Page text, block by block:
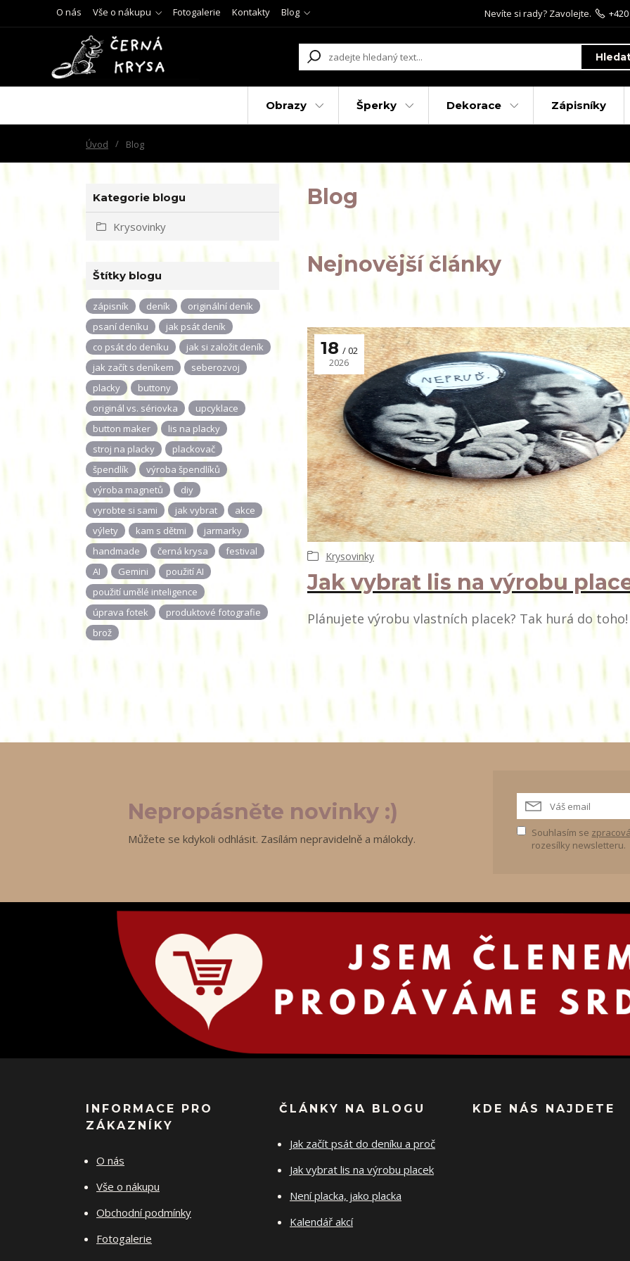
O nás Vše o nákupu Fotogalerie Kontakty Blog Nevíte si rady? Zavolejte.
Obrazy Šperky Dekorace Zápisníky
Úvod Blog
Kategorie blogu
Krysovinky
Štítky blogu
zápisník deník
originální deník
psaní deníku
jak psát deník
co psát do deníku
jak si založit deník
jak začít s deníkem
seberozvoj
placky
buttony
originál vs. sériovka
upcyklace
button maker
lis na placky
stroj na placky
plackovač
špendlík
výroba špendlíků
výroba magnetů
diy
vyrobte si sami
jak vybrat
akce
výlety
kam s dětmi
jarmarky
handmade
černá krysa
festival
AI
Gemini
použití AI
použití umělé inteligence
úprava fotek
produktové fotografie
brož
Blog
Nejnovější články
Jak vybrat lis na výrobu
18
02
2026
Krysovinky
Plánujete výrobu vlastních placek? Tak hurá do toho!
Nepropásněte novinky :)
Můžete se kdykoli odhlásit. Zasílám nepravidelně a málokdy. Souhlasím se
rozesílky newsletteru.
INFORMACE PRO
ZÁKAZNÍKY
O nás
Vše o nákupu
Obchodní podmínky
Fotogalerie
ČLÁNKY NA BLOGU
Jak začít psát do deníku a proč
Jak vybrat lis na výrobu placek
Není placka, jako placka
Kalendář akcí
KDE NÁS NAJDETE